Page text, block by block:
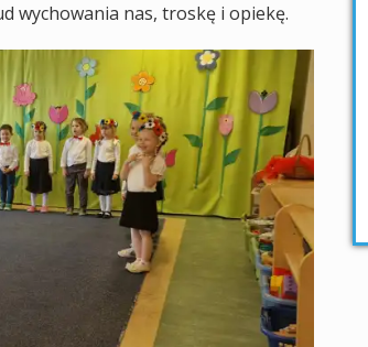
wychowania nas, troskę i opiekę.